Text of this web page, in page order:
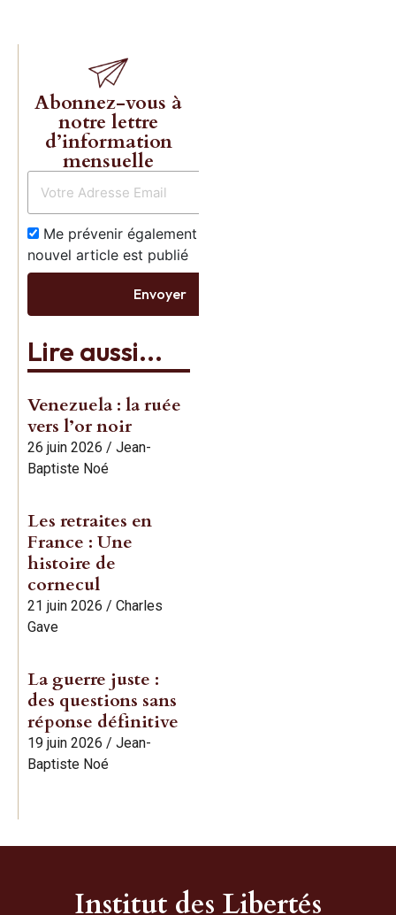
Abonnez-vous à
notre lettre
d’information
mensuelle
Me prévenir également dès qu’un
nouvel article est publié
Envoyer
Lire aussi...
Venezuela : la ruée
vers l’or noir
26 juin 2026 / Jean-
Baptiste Noé
Les retraites en
France : Une
histoire de
cornecul
21 juin 2026 / Charles
Gave
La guerre juste :
des questions sans
réponse définitive
19 juin 2026 / Jean-
Baptiste Noé
Institut des Libertés